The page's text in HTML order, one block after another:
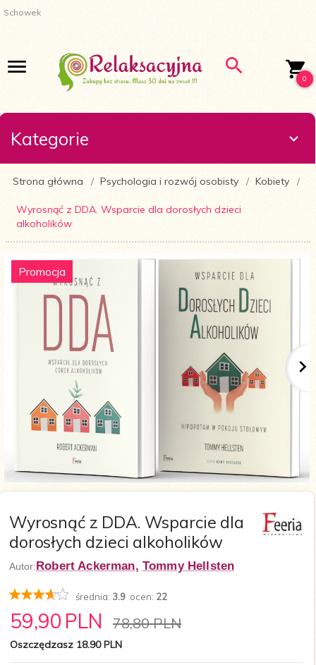
Schowek
0
Kategorie
Strona główna Psychologia i rozwój osobisty Kobiety
Wyrosnąć z DDA. Wsparcie dla dorosłych dzieci
alkoholików
Promocja
Wyrosnąć z DDA. Wsparcie dla
dorosłych dzieci alkoholików
Autor:Robert Ackerman, Tommy Hellsten
średnia: 3.9 ocen: 22
59,90 PLN 78,80 PLN
Oszczędzasz 18.90 PLN